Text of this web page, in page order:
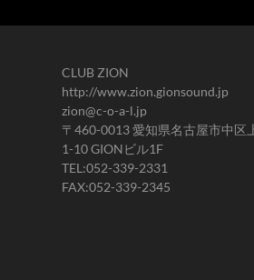
CLUB ZION
http://www.zion.gionsound.jp
zion@c-o-a-l.jp
〒460-0013 愛知県名古屋市中区
1-10 GIONビル1F
TEL:052-339-2331
FAX:052-339-2345